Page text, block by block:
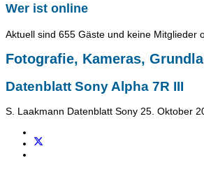
Wer ist online
Aktuell sind 655 Gäste und keine Mitglieder
Fotografie, Kameras,
Datenblatt Sony Alpha 7R III
S. Laakmann Datenblatt Sony 25. Oktober